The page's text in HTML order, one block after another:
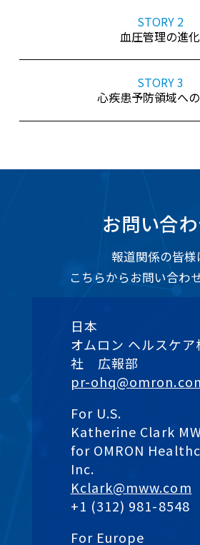
STORY 2
⾎圧管理の進化
STORY 3
⼼疾患予防領域へ
お問い合
報道関係の皆様
こちらからお問い合わ
日本
オムロン ヘルスケア
社 広報部
pr-
For U.S.
Katherine Clark
for OMRON
Inc.
Kclark@mww.com
+1 (312) 981-8548
For Europe